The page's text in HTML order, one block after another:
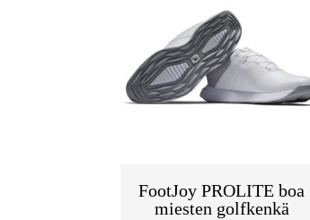
FootJoy PROLITE boa
miesten golfkenkä